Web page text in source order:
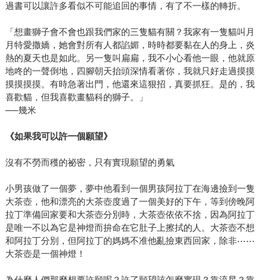
過書可以讓許多看似不可能追回的事情，有了不一樣的轉折。
「想畫獅子會不會也跟我們家的三隻貓有關？我家有一隻貓叫月
月特愛撒嬌，她會對所有人都諂媚，時時都要黏在人的身上，炎
熱的夏天也是如此。另一隻叫扁扁，我不小心看他一眼，他就原
地咚的一聲倒地，四腳朝天抬頭深情看著你，我就只好走過摸摸
摸摸摸摸。有時急著出門，他還來這狠招，真要抓狂。是的，我
喜歡貓，但我喜歡畫貓科的獅子。」
──幾米
《如果我可以許一個願望》
沒有不勞而穫的祕密，只有實現願望的勇氣
小男孩做了一個夢，夢中他看到一個男孩阿拉丁在海邊撿到一隻
大茶壺，他和漂亮的大茶壺度過了一個美好的下午，等到傍晚阿
拉丁準備回家要和大茶壺分別時，大茶壺依依不捨，因為阿拉丁
是唯一不以為它是神燈而拚命在它肚子上擦拭的人。大茶壺不想
和阿拉丁分別，但阿拉丁的媽媽不准他亂撿東西回家，除非⋯⋯
大茶壺是一個神燈！